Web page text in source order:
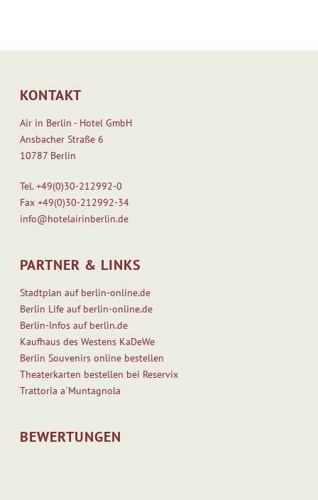
KONTAKT
Air in Berlin - Hotel GmbH
Ansbacher Straße 6
10787 Berlin
Tel.+49(0)30-212992-0
Fax+49(0)30-212992-34
info@hotelairinberlin.de
PARTNER & LINKS
Stadtplan auf berlin-online.de
Berlin Life auf berlin-online.de
Berlin-Infos auf berlin.de
Kaufhaus des Westens KaDeWe
Berlin Souvenirs online bestellen
Theaterkarten bestellen bei Reservix
Trattoria a`Muntagnola
BEWERTUNGEN